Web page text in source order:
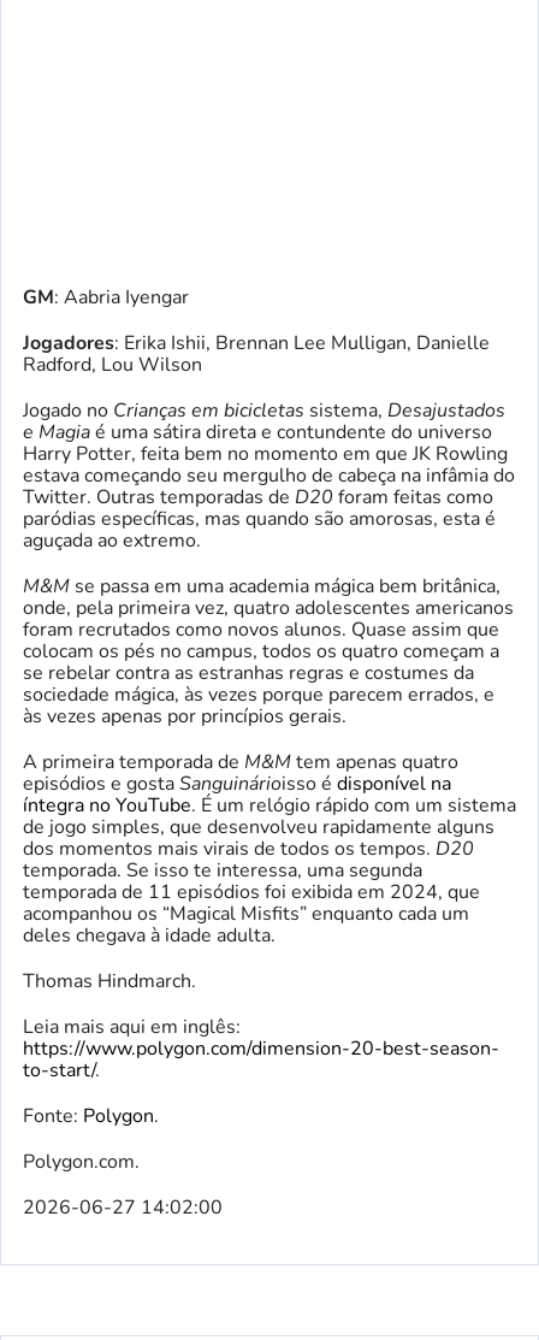
GM: Aabria Iyengar
Jogadores: Erika Ishii, Brennan Lee Mulligan, Danielle
Radford, Lou Wilson
Jogado no Crianças em bicicletas sistema, Desajustados
e Magiaé uma sátira direta e contundente do universo
Harry Potter, feita bem no momento em que JK Rowling
estava começando seu mergulho de cabeça na infâmia do
Twitter. Outras temporadas de D20 foram feitas como
paródias específicas, mas quando são amorosas, esta é
aguçada ao extremo.
M&M se passa em uma academia mágica bem britânica,
onde, pela primeira vez, quatro adolescentes americanos
foram recrutados como novos alunos. Quase assim que
colocam os pés no campus, todos os quatro começam a
se rebelar contra as estranhas regras e costumes da
sociedade mágica, às vezes porque parecem errados, e
às vezes apenas por princípios gerais.
A primeira temporada de M&Mtem apenas quatro
episódios e gostaSanguinárioisso é disponível na
íntegra no YouTube. É um relógio rápido com um sistema
de jogo simples, que desenvolveu rapidamente alguns
dos momentos mais virais de todos os tempos. D20
temporada. Se isso te interessa, uma segunda
temporada de 11 episódios foi exibida em 2024, que
acompanhou os “Magical Misfits” enquanto cada um
deles chegava à idade adulta.
Thomas Hindmarch.
Leia mais aqui em inglês:
https://www.polygon.com/dimension-20-best-season-
to-start/.
Fonte: Polygon.
Polygon.com.
2026-06-27 14:02:00